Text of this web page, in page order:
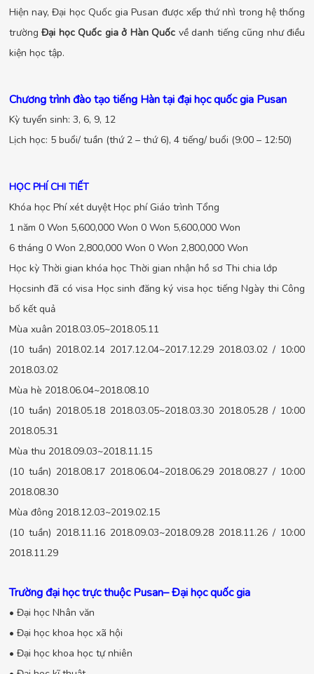
Hiện nay, Đại học Quốc gia Pusan được xếp thứ nhì trong hệ thống
trường Đại học Quốc gia ở Hàn Quốc về danh tiếng cũng như điều
kiện học tập.
Chương trình đào tạo tiếng Hàn tại đại học quốc gia Pusan
Kỳ tuyển sinh: 3, 6, 9, 12
Lịch học: 5 buổi/ tuần (thứ 2 – thứ 6), 4 tiếng/ buổi (9:00 – 12:50)
HỌC PHÍ CHI TIẾT
Khóa học Phí xét duyệt Học phí Giáo trình Tổng
1 năm 0 Won 5,600,000 Won 0 Won 5,600,000 Won
6 tháng 0 Won 2,800,000 Won 0 Won 2,800,000 Won
Học kỳ Thời gian khóa học Thời gian nhận hồ sơ Thi chia lớp
Họcsinh đã có visa Học sinh đăng ký visa học tiếng Ngày thi Công
bố kết quả
Mùa xuân 2018.03.05~2018.05.11
(10 tuần) 2018.02.14 2017.12.04~2017.12.29 2018.03.02 / 10:00
2018.03.02
Mùa hè 2018.06.04~2018.08.10
(10 tuần) 2018.05.18 2018.03.05~2018.03.30 2018.05.28 / 10:00
2018.05.31
Mùa thu 2018.09.03~2018.11.15
(10 tuần) 2018.08.17 2018.06.04~2018.06.29 2018.08.27 / 10:00
2018.08.30
Mùa đông 2018.12.03~2019.02.15
(10 tuần) 2018.11.16 2018.09.03~2018.09.28 2018.11.26 / 10:00
2018.11.29
Trường đại học trực thuộc Pusan– Đại học quốc gia
• Đại học Nhân văn
• Đại học khoa học xã hội
• Đại học khoa học tự nhiên